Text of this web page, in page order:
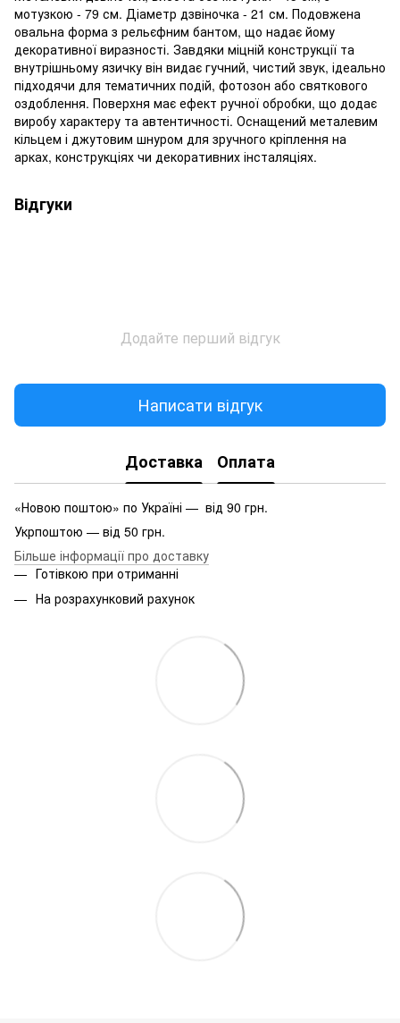
мотузкою - 79 см. Діаметр дзвіночка - 21 см. Подовжена
овальна форма з рельєфним бантом, що надає йому
декоративної виразності. Завдяки міцній конструкції та
внутрішньому язичку він видає гучний, чистий звук, ідеально
підходячи для тематичних подій, фотозон або святкового
оздоблення. Поверхня має ефект ручної обробки, що додає
виробу характеру та автентичності. Оснащений металевим
кільцем і джутовим шнуром для зручного кріплення на
арках, конструкціях чи декоративних інсталяціях.
Відгуки
Додайте перший відгук
Написати відгук
Доставка Оплата
«Новою поштою» по Україні — від 90 грн.
Укрпоштою — від 50 грн.
Більше інформації про доставку
Готівкою при отриманні
На розрахунковий рахунок